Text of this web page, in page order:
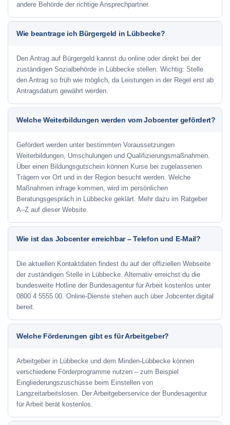
andere Behörde der richtige Ansprechpartner.
Wie beantrage ich Bürgergeld in Lübbecke?
Den Antrag auf Bürgergeld kannst du online oder direkt bei der
zuständigen Sozialbehörde in Lübbecke stellen. Wichtig: Stelle
den Antrag so früh wie möglich, da Leistungen in der Regel erst ab
Antragsdatum gewährt werden.
Welche Weiterbildungen werden vom Jobcenter gefördert?
Gefördert werden unter bestimmten Voraussetzungen
Weiterbildungen, Umschulungen und Qualifizierungsmaßnahmen.
Über einen Bildungsgutschein können Kurse bei zugelassenen
Trägern vor Ort und in der Region besucht werden. Welche
Maßnahmen infrage kommen, wird im persönlichen
Beratungsgespräch in Lübbecke geklärt. Mehr dazu im Ratgeber
A–Z auf dieser Website.
Wie ist das Jobcenter erreichbar – Telefon und E-Mail?
Die aktuellen Kontaktdaten findest du auf der offiziellen Webseite
der zuständigen Stelle in Lübbecke. Alternativ erreichst du die
bundesweite Hotline der Bundesagentur für Arbeit kostenlos unter
0800 4 5555 00. Online-Dienste stehen auch über Jobcenter.digital
bereit.
Welche Förderungen gibt es für Arbeitgeber?
Arbeitgeber in Lübbecke und dem Minden-Lübbecke können
verschiedene Förderprogramme nutzen – zum Beispiel
Eingliederungszuschüsse beim Einstellen von
Langzeitarbeitslosen. Der Arbeitgeberservice der Bundesagentur
für Arbeit berät kostenlos.